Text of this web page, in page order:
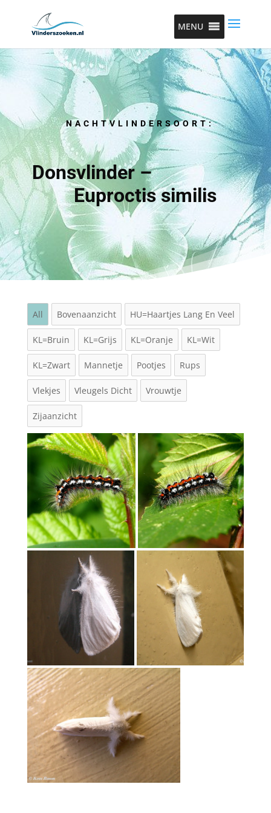
MENU
NACHTVLINDERSOORT:
Donsvlinder –
Euproctis similis
All Bovenaanzicht HU=Haartjes Lang En Veel
KL=Bruin KL=Grijs KL=Oranje KL=Wit
KL=Zwart Mannetje Pootjes Rups
Vlekjes Vleugels Dicht Vrouwtje
Zijaanzicht